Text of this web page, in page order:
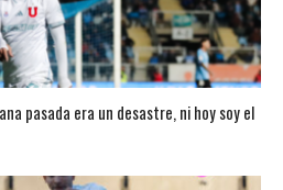
pasada era un desastre, ni hoy soy el